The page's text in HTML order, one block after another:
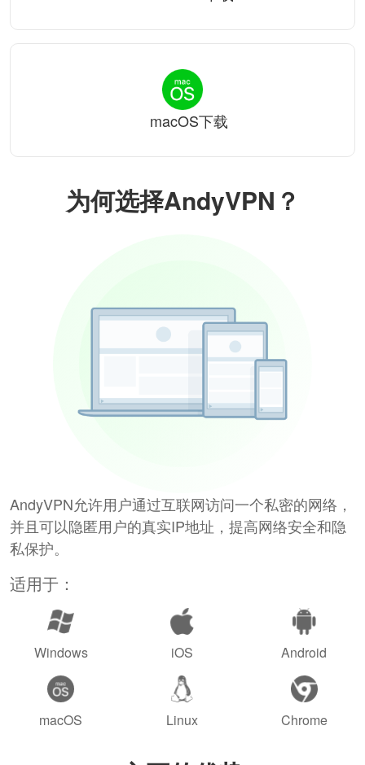
为何选择AndyVPN？
AndyVPN允许用户通过互联网访问一个私密的网络，
并且可以隐匿用户的真实IP地址，提高网络安全和隐
私保护。
适用于：
Windows iOS Android
macOS Linux Chrome
macOS下载